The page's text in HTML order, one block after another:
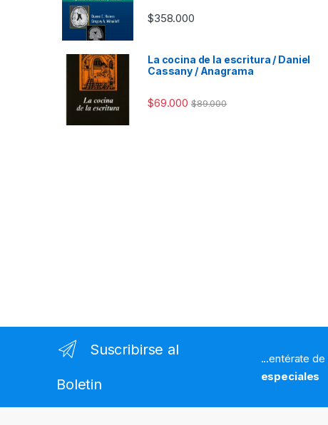
$358.000
La cocina de la escritura / Daniel
Cassany / Anagrama
$69.000 $89.000
Suscribirse al
Boletin
...entérate de
especiales